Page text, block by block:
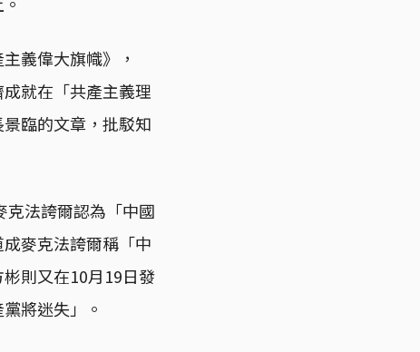
義偉大旗幟》，
就在「共產主義理
臨的文章，批駁知
克法誇爾認為「中國
麥克法誇爾稱「中
則又在10月19日發
將迷失」。